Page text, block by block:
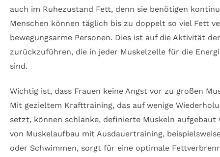
auch im Ruhezustand Fett, denn sie benötigen
Menschen können täglich bis zu doppelt so viel Fett
bewegungsarme Personen. Dies ist auf die Aktivität
zurückzuführen, die in jeder Muskelzelle für die
sind.
Wichtig ist, dass Frauen keine Angst vor zu großen
Mit gezieltem Krafttraining, das auf wenige
setzt, können schlanke, definierte Muskeln aufgebaut
von Muskelaufbau mit Ausdauertraining,
oder Schwimmen, sorgt für eine optimale